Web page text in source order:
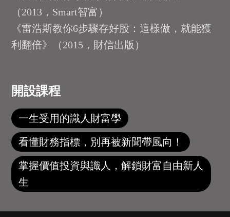
（2013，Smart智富）
《雷浩斯教你6步驟存好股：這樣做，就能獲
利翻倍》（2015，財信出版）
開設課程
一生受用的識人財富學
看懂財務指標，別再被新聞帶風向！
掌握價值投資與識人，解鎖財富自由新人
生